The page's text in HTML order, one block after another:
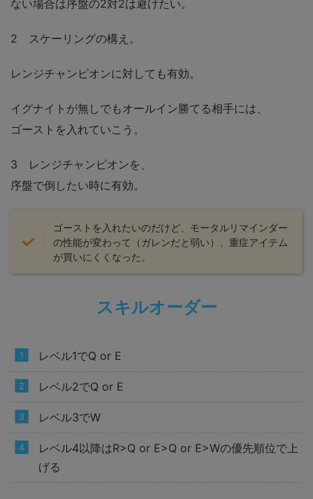
ない場合は序盤の2対2は避けたい。
2 スケーリングの構え。
レンジチャンピオンに対しても有効。
イグナイトが無しでもオールイン勝てる相手には、
ゴーストを入れていこう。
3 レンジチャンピオンを、
序盤で倒したい時に有効。
ゴーストを入れたいのだけど、モータルリマインダー
の性能が変わって（ガレンだと弱い）、重症アイテム
が買いにくくなった。
スキルオーダー
レベル1でQ or E
レベル2でQ or E
レベル3でW
レベル4以降はR>Q or E>Q or E>Wの優先順位で上
げる